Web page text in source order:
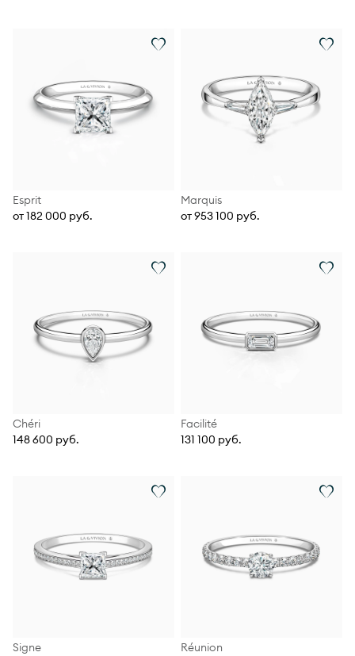
Esprit
от 182 000 руб.
Marquis
от 953 100 руб.
Chéri
148 600 руб.
Facilité
131 100 руб.
Signe Réunion